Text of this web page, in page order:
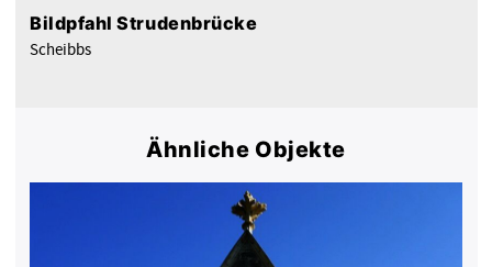
Bildpfahl Strudenbrücke
Scheibbs
Ähnliche Objekte